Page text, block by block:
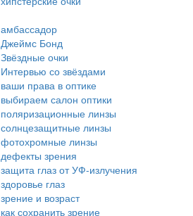
амбассадор
Джеймс Бонд
Звёздные очки
Интервью со звёздами
ваши права в оптике
выбираем салон оптики
поляризационные линзы
солнцезащитные линзы
фотохромные линзы
дефекты зрения
защита глаз от УФ-излучения
здоровье глаз
зрение и возраст
как сохранить зрение